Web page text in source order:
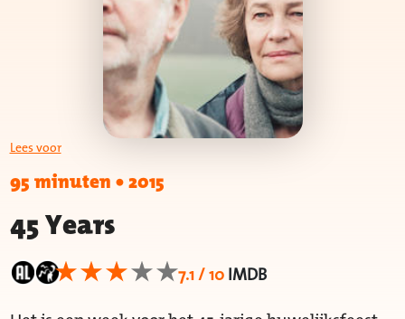
Lees voor
95 minuten•2015
45 Years
7.1 / 10IMDB